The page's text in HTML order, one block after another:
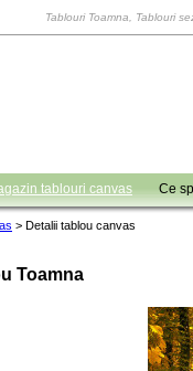
Tablouri Toamna, Tablouri
tablouri canvas Ce
> Detalii tablou canvas
Toamna